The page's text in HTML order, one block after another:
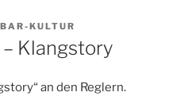
KULTUR
Klangstory
an den Reglern.